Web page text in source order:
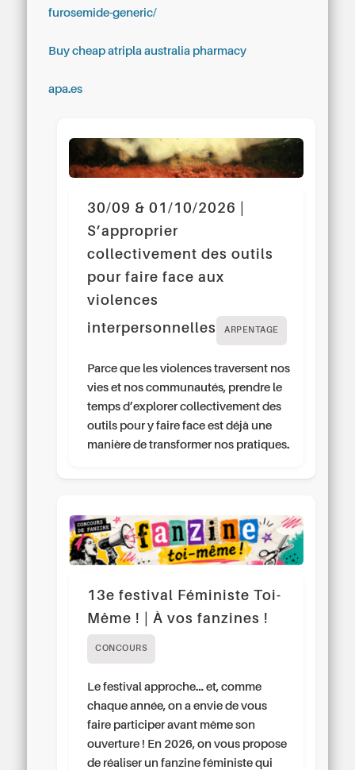
furosemide-generic/
Buy cheap atripla australia pharmacy
apa.es
30/09 & 01/10/2026 |
S’approprier
collectivement des outils
pour faire face aux
violences
interpersonnelles
ARPENTAGE
Parce que les violences traversent nos
vies et nos communautés, prendre le
temps d’explorer collectivement des
outils pour y faire face est déjà une
manière de transformer nos pratiques.
13e festival Féministe Toi-
Même ! | À vos fanzines !
CONCOURS
Le festival approche… et, comme
chaque année, on a envie de vous
faire participer avant même son
ouverture ! En 2026, on vous propose
de réaliser un fanzine féministe qui